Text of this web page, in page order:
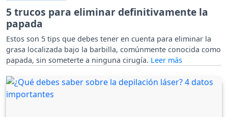
5 trucos para eliminar definitivamente la
papada
Estos son 5 tips que debes tener en cuenta para eliminar la
grasa localizada bajo la barbilla, comúnmente conocida como
papada, sin someterte a ninguna cirugía.